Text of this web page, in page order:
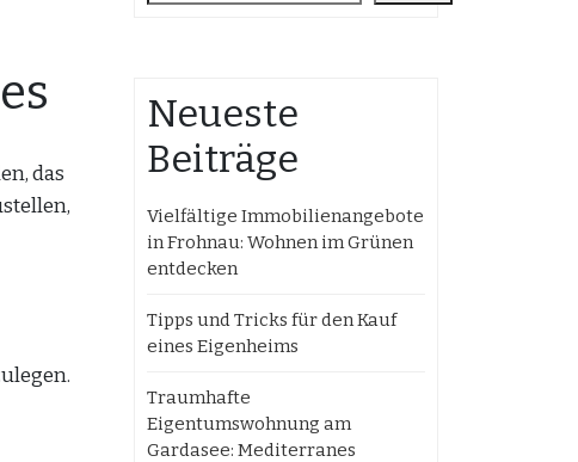
das
Neueste
Beiträge
Vielfältige Immobilienangebote
in Frohnau: Wohnen im Grünen
entdecken
Tipps und Tricks für den Kauf
eines Eigenheims
Traumhafte
Eigentumswohnung am
Gardasee: Mediterranes